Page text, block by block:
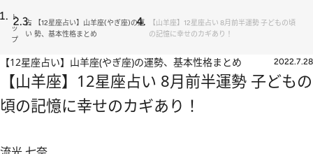
ト
ッ
プ
占
い
【12星座占い】山羊座(やぎ座)の運
勢、基本性格まとめ
【山羊座】12星座占い 8月前半運勢 子どもの頃
の記憶に幸せのカギあり！
【12星座占い】山羊座(やぎ座)の運勢、基本性格まとめ 2022.7.28
【山羊座】12星座占い 8月前半運勢 子どもの
頃の記憶に幸せのカギあり！